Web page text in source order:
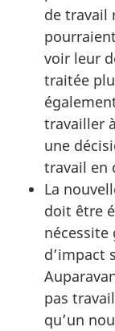
de travail
voir leur
traitée
travailler
une
travail en
La
doit être
nécessite
d’impact
pas
qu’un